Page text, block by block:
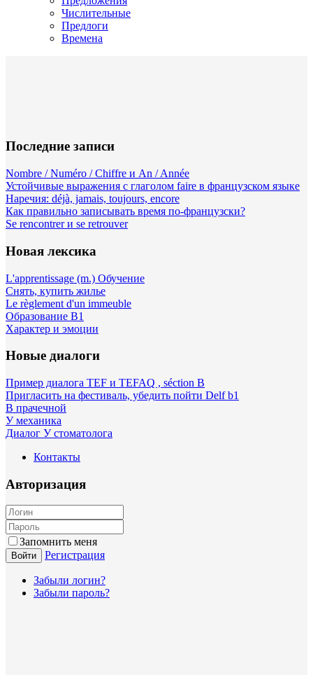
Числительные
Предлоги
Времена
Последние записи
Nombre / Numéro / Chiffre и An / Année
Устойчивые выражения с глаголом faire в французском языке
Наречия: déjà, jamais, toujours, encore
Как правильно записывать время по-французски?
Se rencontrer и se retrouver
Новая лексика
L'apprentissage (m.) Обучение
Снять, купить жилье
Le règlement d'un immeuble
Образование B1
Характер и эмоции
Новые диалоги
Пример диалога TEF и TEFAQ , séction B
Пригласить на фестиваль, убедить пойти Delf b1
В прачечной
У механика
Диалог У стоматолога
Контакты
Авторизация
Запомнить меня
Войти Регистрация
Забыли логин?
Забыли пароль?